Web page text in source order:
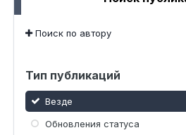
Поиск по автору
Тип публикаций
Везде
Обновления статуса